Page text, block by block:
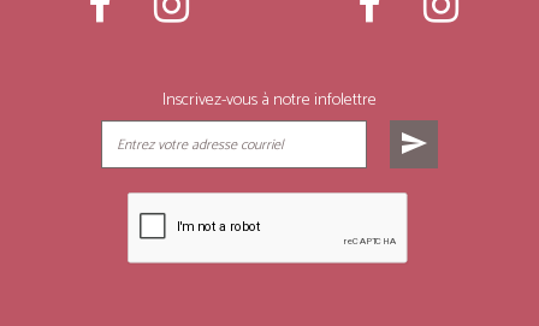
Inscrivez-vous à notre infolettre
send